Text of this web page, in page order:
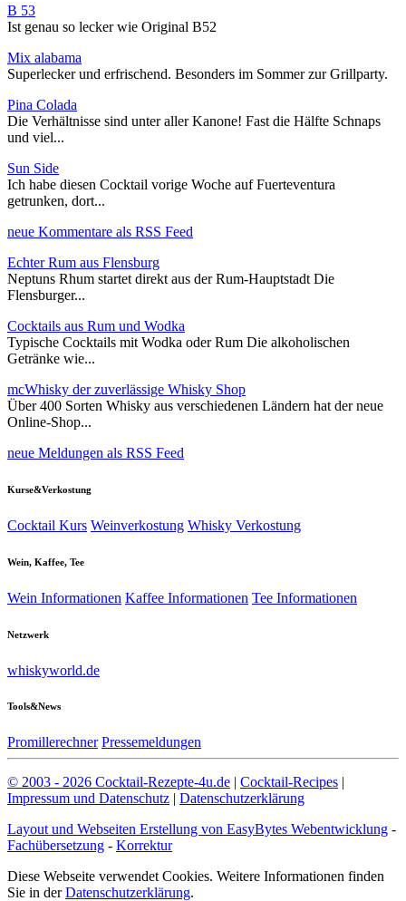
B 53
Ist genau so lecker wie Original B52
Mix alabama
Superlecker und erfrischend. Besonders im Sommer zur Grillparty.
Pina Colada
Die Verhältnisse sind unter aller Kanone! Fast die Hälfte Schnaps
und viel...
Sun Side
Ich habe diesen Cocktail vorige Woche auf Fuerteventura
getrunken, dort...
neue Kommentare als RSS Feed
Echter Rum aus Flensburg
Neptuns Rhum startet direkt aus der Rum-Hauptstadt Die
Flensburger...
Cocktails aus Rum und Wodka
Typische Cocktails mit Wodka oder Rum Die alkoholischen
Getränke wie...
mcWhisky der zuverlässige Whisky Shop
Über 400 Sorten Whisky aus verschiedenen Ländern hat der neue
Online-Shop...
neue Meldungen als RSS Feed
Kurse&Verkostung
Cocktail Kurs Weinverkostung Whisky Verkostung
Wein, Kaffee, Tee
Wein Informationen Kaffee Informationen Tee Informationen
Netzwerk
whiskyworld.de
Tools&News
Promillerechner Pressemeldungen
© 2003 - 2026 Cocktail-Rezepte-4u.de | Cocktail-Recipes |
Impressum und Datenschutz | Datenschutzerklärung
Layout und Webseiten Erstellung von EasyBytes Webentwicklung -
Fachübersetzung - Korrektur
Diese Webseite verwendet Cookies. Weitere Informationen finden
Sie in derDatenschutzerklärung.